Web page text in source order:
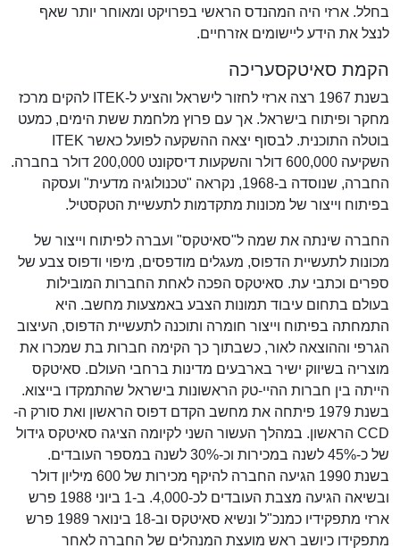
בחלל. ארזי היה המהנדס הראשי בפרויקט ומאוחר יותר שאף
לנצל את הידע ליישומים אזרחיים.
הקמת סאיטקסעריכה
בשנת 1967 רצה ארזי לחזור לישראל והציע ל-ITEK להקים מרכז
מחקר ופיתוח בישראל. אך עם פרוץ מלחמת ששת הימים, כמעט
בוטלה התוכנית. לבסוף יצאה ההשקעה לפועל כאשר ITEK
השקיעה 600,000 דולר והשקעות דיסקונט 200,000 דולר בחברה.
החברה, שנוסדה ב-1968, נקראה "טכנולוגיה מדעית" ועסקה
בפיתוח וייצור של מכונות מתקדמות לתעשיית הטקסטיל.
החברה שינתה את שמה ל"סאיטקס" ועברה לפיתוח וייצור של
מכונות לתעשיית הדפוס, מעגלים מודפסים, מיפוי ודפוס צבע של
ספרים וכתבי עת. סאיטקס הפכה לאחת החברות המובילות
בעולם בתחום עיבוד תמונות הצבע באמצעות מחשב. היא
התמחתה בפיתוח וייצור חומרה ותוכנה לתעשיית הדפוס, העיצוב
הגרפי וההוצאה לאור, כשבתוך כך הקימה חברות בת שמכרו את
מוצריה בשיווק ישיר בארבעים מדינות ברחבי העולם. סאיטקס
הייתה בין חברות ההיי-טק הראשונות בישראל שהתמקדו בייצוא.
בשנת 1979 פיתחה את מחשב הקדם דפוס הראשון ואת סורק ה-
CCD הראשון. במהלך העשור השני לקיומה הציגה סאיטקס גידול
של כ-45% לשנה במכירות וכ-30% לשנה במספר העובדים.
בשנת 1990 הגיעה החברה להיקף מכירות של 600 מיליון דולר
ובשיאה הגיעה מצבת העובדים לכ-4,000. ב-1 ביוני 1988 פרש
ארזי מתפקידיו כמנכ"ל ונשיא סאיטקס וב-18 בינואר 1989 פרש
מתפקידו כיושב ראש מועצת המנהלים של החברה לאחר